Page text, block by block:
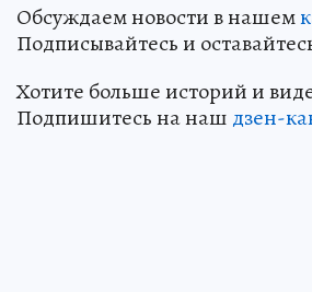
Обсуждаем новости в нашем
Подписывайтесь и
Хотите больше историй и
Подпишитесь на наш дзен-